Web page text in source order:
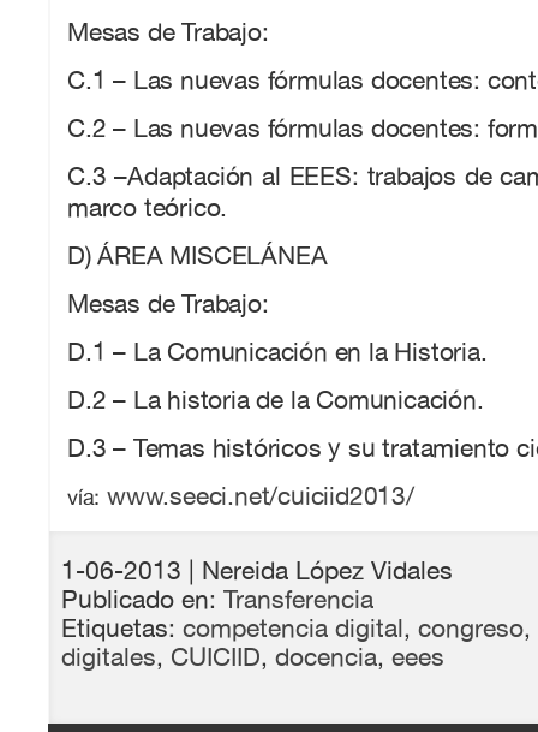
Mesas de Trabajo:
C.1 – Las nuevas fórmulas docentes:
C.2 – Las nuevas fórmulas docentes:
C.3 –Adaptación al EEES: trabajos de
marco teórico.
D) ÁREA MISCELÁNEA
Mesas de Trabajo:
D.1 – La Comunicación en la Historia.
D.2 – La historia de la Comunicación.
D.3 – Temas históricos y su tratamiento
vía: www.seeci.net/cuiciid2013/
1-06-2013 | Nereida López Vidales
Publicado en: Transferencia
Etiquetas: competencia digital, congreso,
digitales, CUICIID, docencia, eees